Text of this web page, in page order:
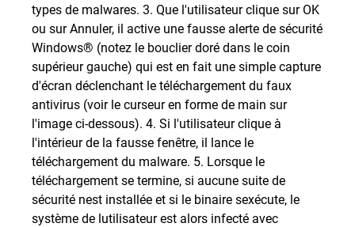
types de malwares. 3. Que l'utilisateur clique sur OK
ou sur Annuler, il active une fausse alerte de sécurité
Windows® (notez le bouclier doré dans le coin
supérieur gauche) qui est en fait une simple capture
d'écran déclenchant le téléchargement du faux
antivirus (voir le curseur en forme de main sur
l'image ci-dessous). 4. Si l'utilisateur clique à
l'intérieur de la fausse fenêtre, il lance le
téléchargement du malware. 5. Lorsque le
téléchargement se termine, si aucune suite de
sécurité nest installée et si le binaire sexécute, le
système de lutilisateur est alors infecté avec